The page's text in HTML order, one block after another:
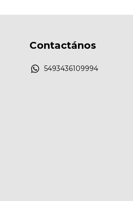
Contactános
5493436109994